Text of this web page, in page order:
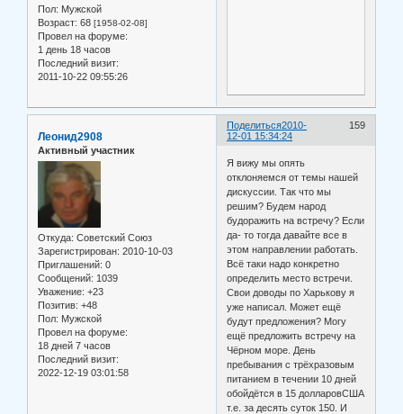
Пол: Мужской
Возраст: 68 [1958-02-08]
Провел на форуме:
1 день 18 часов
Последний визит:
2011-10-22 09:55:26
Поделиться 159
2010-
12-01 15:34:24
Леонид2908
Активный участник
Откуда: Советский Союз
Зарегистрирован: 2010-10-03
Приглашений: 0
Сообщений: 1039
Уважение: +23
Позитив: +48
Пол: Мужской
Провел на форуме:
18 дней 7 часов
Последний визит:
2022-12-19 03:01:58
Я вижу мы опять
отклоняемся от темы нашей
дискуссии. Так что мы
решим? Будем народ
будоражить на встречу? Если
да- то тогда давайте все в
этом направлении работать.
Всё таки надо конкретно
определить место встречи.
Свои доводы по Харькову я
уже написал. Может ещё
будут предложения? Могу
ещё предложить встречу на
Чёрном море. День
пребывания с трёхразовым
питанием в течении 10 дней
обойдётся в 15 долларовСША
т.е. за десять суток 150. И